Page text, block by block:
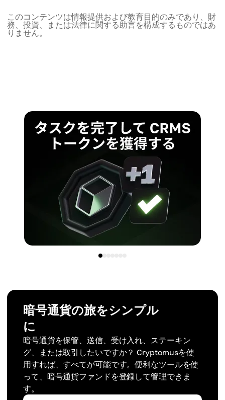
このコンテンツは情報提供および教育目的のみであり、財
務、投資、または法律に関する助言を構成するものではあ
りません。
暗号通貨の旅をシンプル
に
暗号通貨を保管、送信、受け入れ、ステーキン
グ、または取引したいですか？ Cryptomusを使
用すれば、すべてが可能です。便利なツールを使
って、暗号通貨ファンドを登録して管理できま
す。